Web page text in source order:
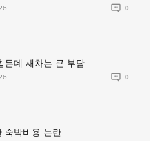
0
든데 새차는 큰 부담
0
숙박비용 논란